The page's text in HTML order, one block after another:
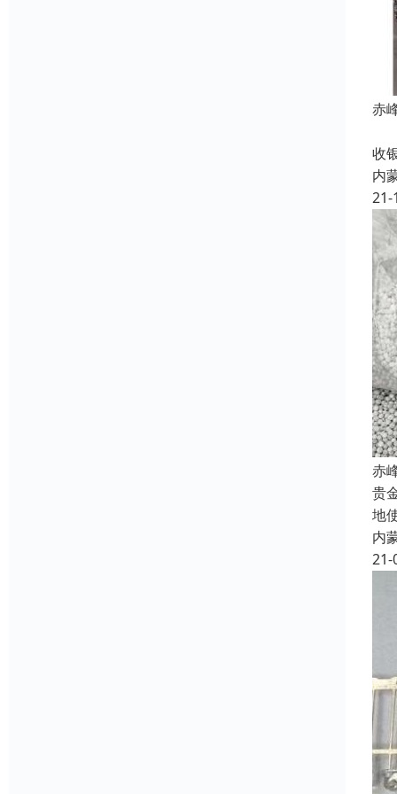
赤
收
内
21-
赤
贵
地
内
21-